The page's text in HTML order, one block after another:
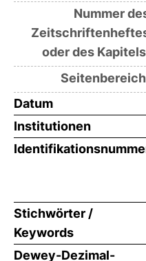
Nummer
oder des
Datum
Institutionen
Stichwörter /
Keywords
Dewey-Dezimal-